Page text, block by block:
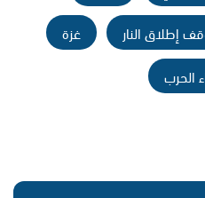
إطلاق النار
غزة
الحرب